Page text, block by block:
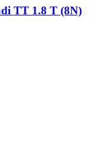
TT 1.8 T (8N)